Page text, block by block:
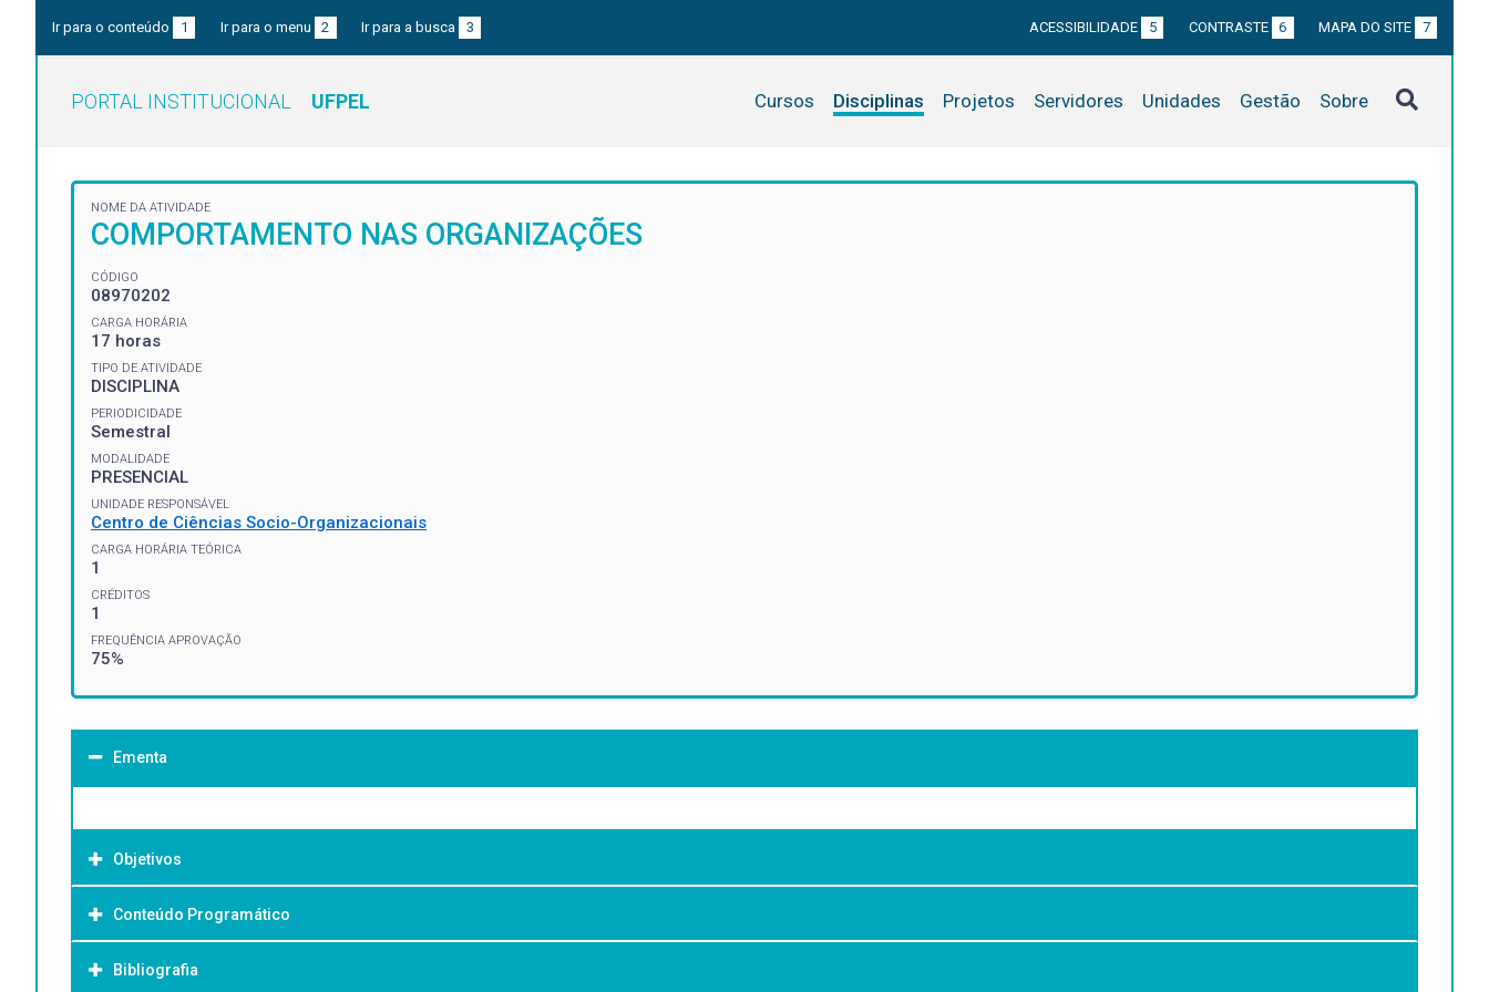
Ir para o conteúdo 1 Ir para o menu 2 Ir para a busca 3 ACESSIBILIDADE 5 CONTRASTE 6 MAPA DO SITE 7
PORTAL INSTITUCIONAL UFPEL Cursos Disciplinas Projetos Servidores Unidades Gestão Sobre
NOME DA ATIVIDADE
COMPORTAMENTO NAS ORGANIZAÇÕES
CÓDIGO
08970202
CARGA HORÁRIA
17 horas
TIPO DE ATIVIDADE
DISCIPLINA
PERIODICIDADE
Semestral
MODALIDADE
PRESENCIAL
UNIDADE RESPONSÁVEL
Centro de Ciências Socio-Organizacionais
CARGA HORÁRIA TEÓRICA
1
CRÉDITOS
1
FREQUÊNCIA APROVAÇÃO
75%
Ementa
Objetivos
Objetivo Geral:
Conteúdo Programático
Bibliografia